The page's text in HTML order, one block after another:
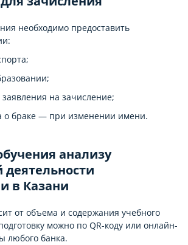
необходимо предоставить
на зачисление;
о браке — при изменении имени.
анализу
в Казани
от объема и содержания учебного
можно по QR-коду или онлайн-
любого банка.